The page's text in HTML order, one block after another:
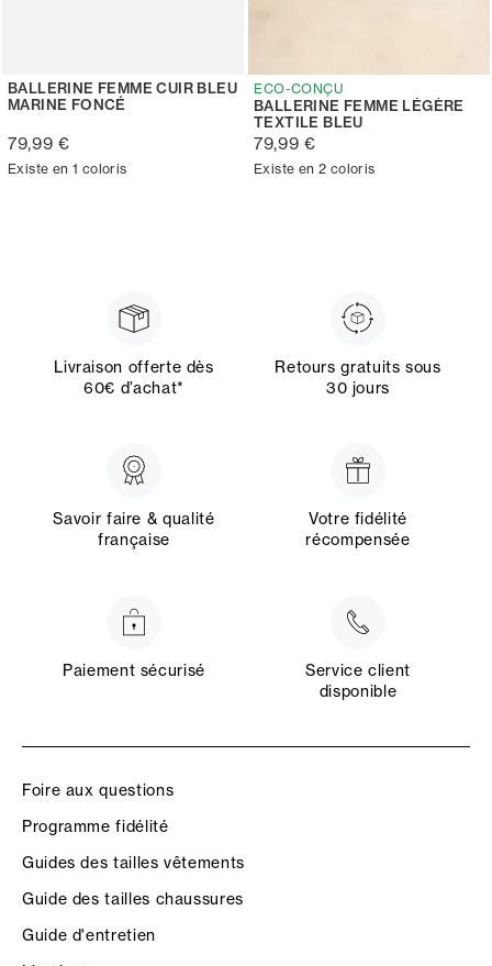
BALLERINE FEMME CUIR BLEU
MARINE FONCÉ
79,99 €
Existe en 1 coloris
ECO-CONÇU
BALLERINE FEMME LÉGÈRE
TEXTILE BLEU
79,99 €
Existe en 2 coloris
Livraison offerte dès
60€ d’achat*
Retours gratuits sous
30 jours
Savoir faire & qualité
française
Votre fidélité
récompensée
Paiement sécurisé
Service client
disponible
Foire aux questions
Programme fidélité
Guides des tailles vêtements
Guide des tailles chaussures
Guide d'entretien